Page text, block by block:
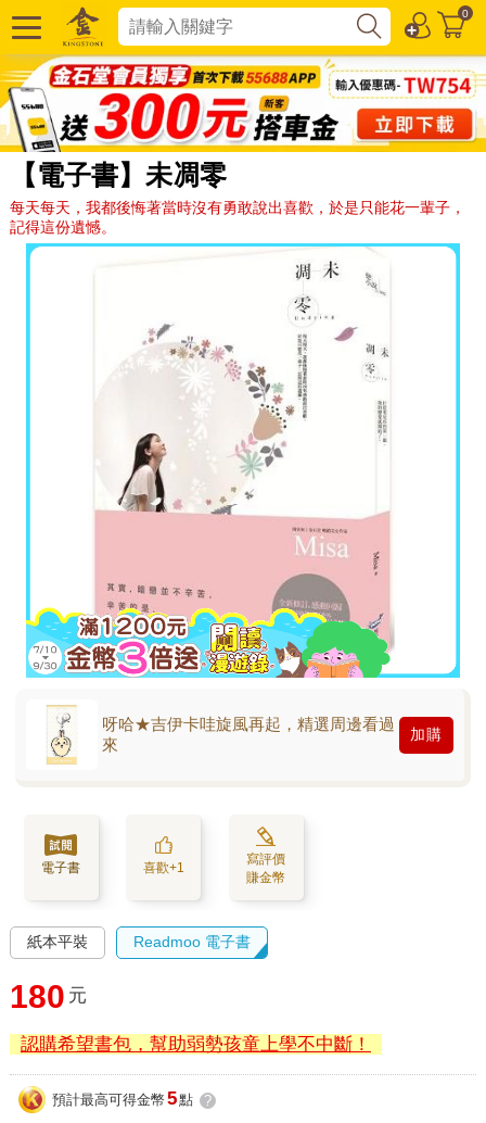
0
【電子書】未凋零
每天每天，我都後悔著當時沒有勇敢說出喜歡，於是只能花一輩子，
記得這份遺憾。
呀哈★吉伊卡哇旋風再起，精選周邊看過
來
加購
電子書 喜歡+1
寫評價
賺金幣
紙本平裝 Readmoo 電子書
180 元
認購希望書包，幫助弱勢孩童上學不中斷！
預計最高可得金幣 5點 ?